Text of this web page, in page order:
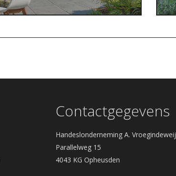
Contactgegevens
Handeslonderneming A. Vroegindeweij
Parallelweg 15
4043 KG Opheusden